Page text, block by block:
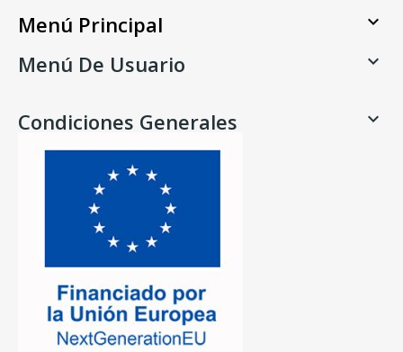
Menú Principal 
Menú De Usuario 
Condiciones Generales 